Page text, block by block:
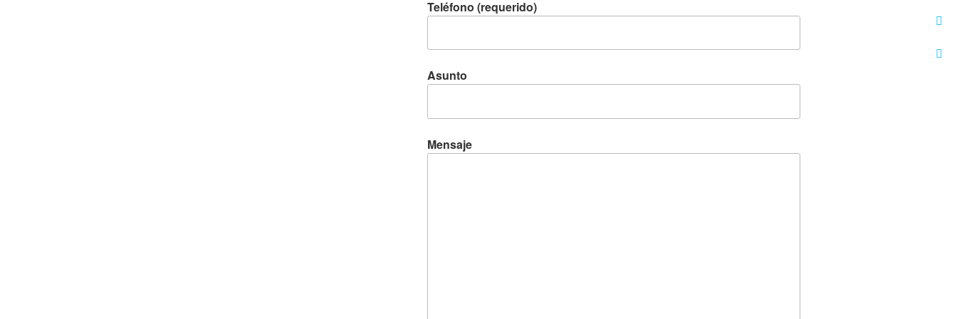
Teléfono (requerido)
Asunto
Mensaje